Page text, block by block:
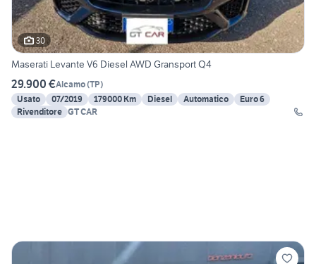
30
Maserati Levante V6 Diesel AWD Gransport Q4
29.900 €Alcamo(TP)
Usato
07/2019 179000 Km Diesel Automatico
Euro 6
Rivenditore GT CAR